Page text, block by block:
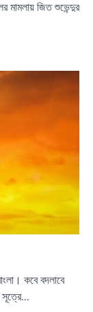
মামলায় জিত শুভেন্দুর
কবে বদলাবে
সূত্রে…